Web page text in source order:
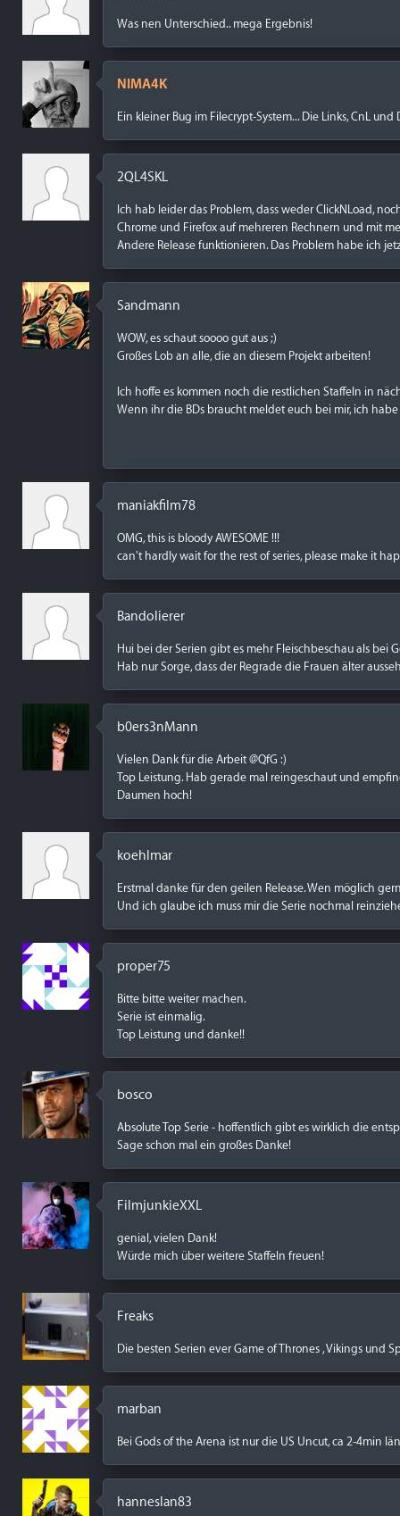
Was nen Unterschied.. mega Ergebnis!
NIMA4K
Ein kleiner Bug im Filecrypt-System... Die Links, CnL
2QL4SKL
Ich hab leider das Problem, dass weder ClickNLoad,
Chrome und Firefox auf mehreren Rechnern und mit
Andere Release funktionieren. Das Problem habe ich
Sandmann
WOW, es schaut soooo gut aus ;)
Großes Lob an alle, die an diesem Projekt arbeiten!
Ich hoffe es kommen noch die restlichen Staffeln in
Wenn ihr die BDs braucht meldet euch bei mir, ich
maniakfilm78
OMG, this is bloody AWESOME !!!
can't hardly wait for the rest of series, please make it
Bandolierer
Hui bei der Serien gibt es mehr Fleischbeschau als bei
Hab nur Sorge, dass der Regrade die Frauen älter
b0ers3nMann
Vielen Dank für die Arbeit @QfG :)
Top Leistung. Hab gerade mal reingeschaut und
Daumen hoch!
koehlmar
Erstmal danke für den geilen Release. Wen möglich
Und ich glaube ich muss mir die Serie nochmal
proper75
Bitte bitte weiter machen.
Serie ist einmalig.
Top Leistung und danke!!
bosco
Absolute Top Serie - hoffentlich gibt es wirklich die
Sage schon mal ein großes Danke!
FilmjunkieXXL
genial, vielen Dank!
Würde mich über weitere Staffeln freuen!
Freaks
Die besten Serien ever Game of Thrones , Vikings und
marban
Bei Gods of the Arena ist nur die US Uncut, ca 2-4min
hanneslan83